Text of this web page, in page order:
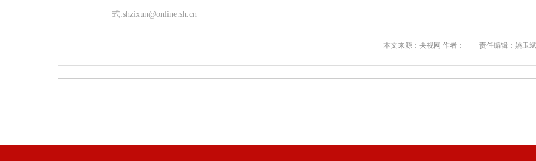
式:shzixun@online.sh.cn
本文来源：央视网 作者： 责任编辑：姚卫斌